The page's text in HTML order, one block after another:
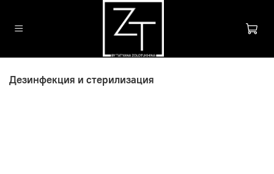
Дезинфекция и стерилизация